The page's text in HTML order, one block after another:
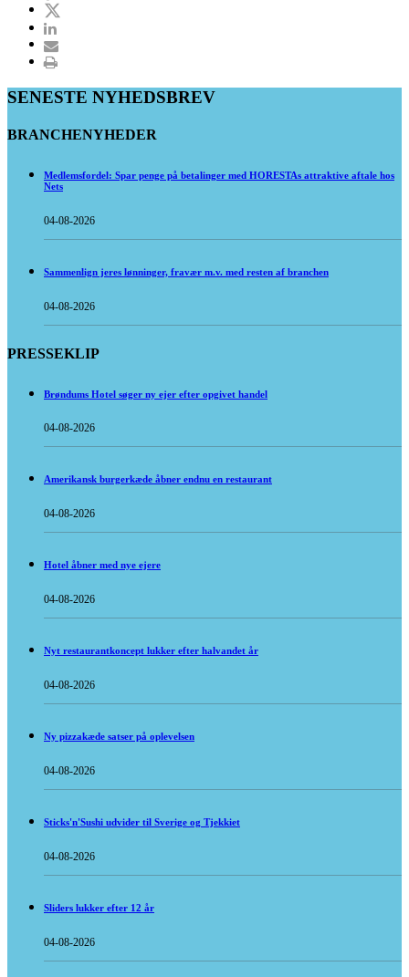
SENESTE NYHEDSBREV
BRANCHENYHEDER
Medlemsfordel: Spar penge på betalinger med HORESTAs attraktive aftale hos
Nets
04-08-2026
Sammenlign jeres lønninger, fravær m.v. med resten af branchen
04-08-2026
PRESSEKLIP
Brøndums Hotel søger ny ejer efter opgivet handel
04-08-2026
Amerikansk burgerkæde åbner endnu en restaurant
04-08-2026
Hotel åbner med nye ejere
04-08-2026
Nyt restaurantkoncept lukker efter halvandet år
04-08-2026
Ny pizzakæde satser på oplevelsen
04-08-2026
Sticks'n'Sushi udvider til Sverige og Tjekkiet
04-08-2026
Sliders lukker efter 12 år
04-08-2026